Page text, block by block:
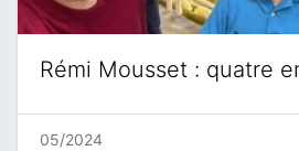
Rémi Mousset : quatre
05/2024